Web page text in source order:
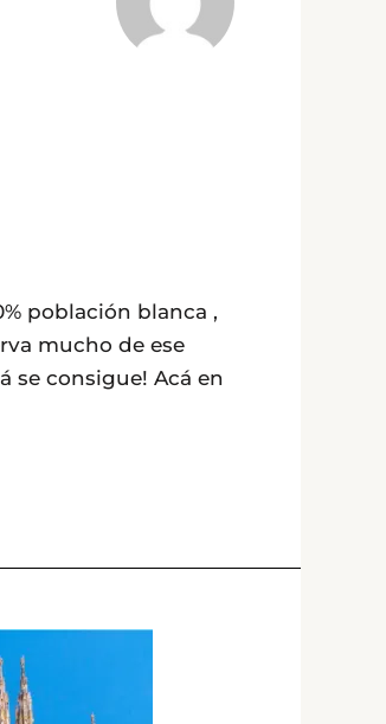
población blanca ,
mucho de ese
se consigue! Acá en